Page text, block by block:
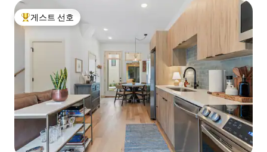
상위 게스트 선호
게스트 선호